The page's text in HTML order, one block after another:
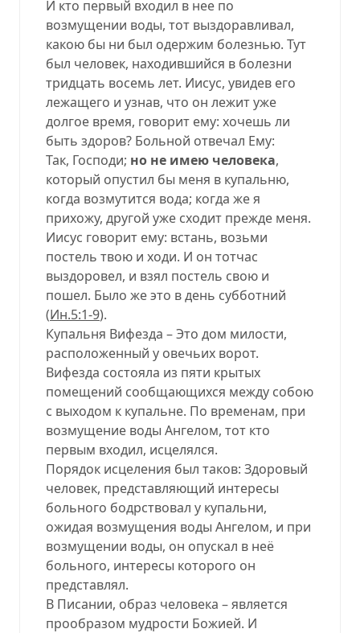
И кто первый входил в нее по
возмущении воды, тот выздоравливал,
какою бы ни был одержим болезнью. Тут
был человек, находившийся в болезни
тридцать восемь лет. Иисус, увидев его
лежащего и узнав, что он лежит уже
долгое время, говорит ему: хочешь ли
быть здоров? Больной отвечал Ему:
Так, Господи; но не имею человека,
который опустил бы меня в купальню,
когда возмутится вода; когда же я
прихожу, другой уже сходит прежде меня.
Иисус говорит ему: встань, возьми
постель твою и ходи. И он тотчас
выздоровел, и взял постель свою и
пошел. Было же это в день субботний
(Ин.5:1-9).
Купальня Вифезда – Это дом милости,
расположенный у овечьих ворот.
Вифезда состояла из пяти крытых
помещений сообщающихся между собою
с выходом к купальне. По временам, при
возмущение воды Ангелом, тот кто
первым входил, исцелялся.
Порядок исцеления был таков: Здоровый
человек, представляющий интересы
больного бодрствовал у купальни,
ожидая возмущения воды Ангелом, и при
возмущении воды, он опускал в неё
больного, интересы которого он
представлял.
В Писании, образ человека – является
прообразом мудрости Божией. И